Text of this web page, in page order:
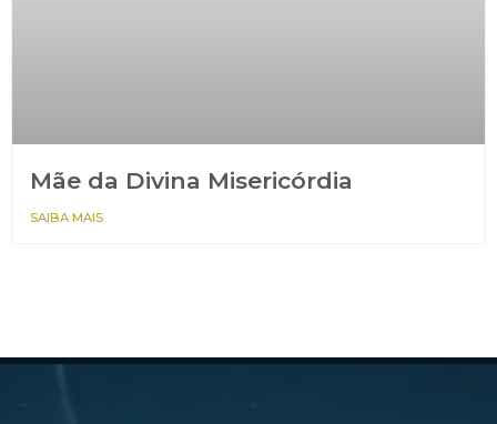
Mãe da Divina Misericórdia
SAIBA MAIS